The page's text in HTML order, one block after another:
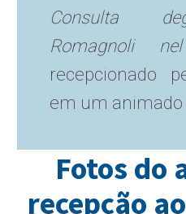
Consulta
Romagnoli
recepcionado
em um animado
Fotos do
recepção